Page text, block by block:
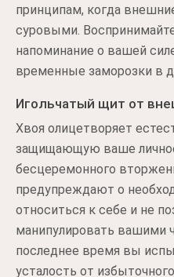
принципам, когда
суровыми.
напоминание о вашей
временные заморозки в
Игольчатый щит от
Хвоя олицетворяет
защищающую ваше
бесцеремонного
предупреждают о
относиться к себе и не
манипулировать вашими
последнее время вы
усталость от